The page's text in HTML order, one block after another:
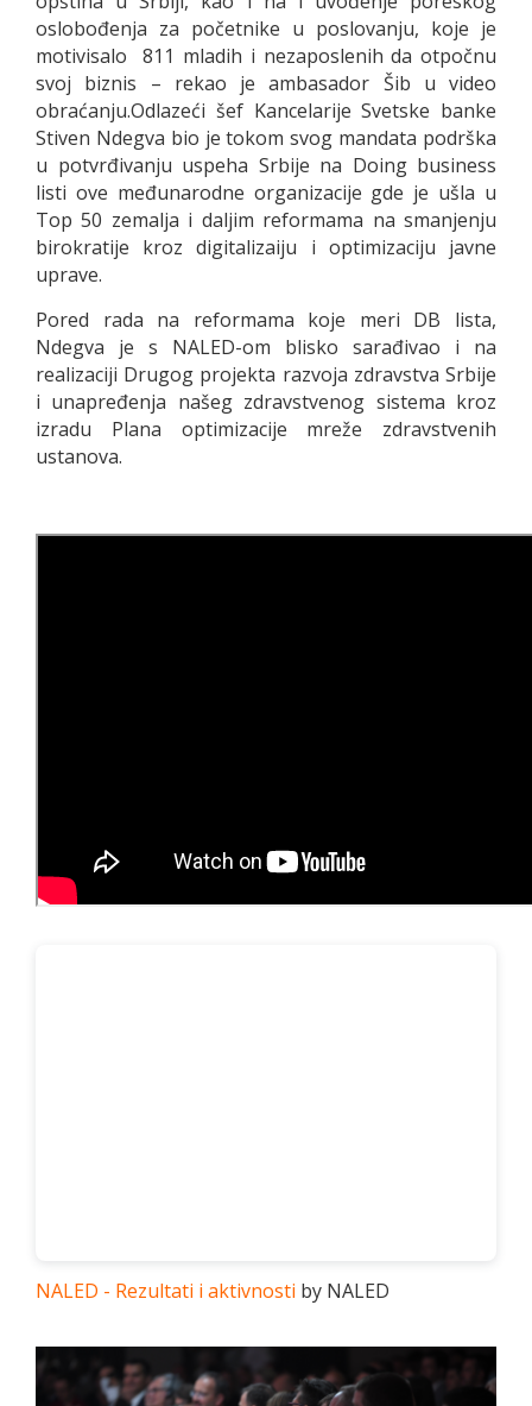
oslobođenja za početnike u poslovanju, koje je
motivisalo 811 mladih i nezaposlenih da otpočnu
svoj biznis – rekao je ambasador Šib u video
obraćanju.Odlazeći šef Kancelarije Svetske banke
Stiven Ndegva bio je tokom svog mandata podrška
u potvrđivanju uspeha Srbije na Doing business
listi ove međunarodne organizacije gde je ušla u
Top 50 zemalja i daljim reformama na smanjenju
birokratije kroz digitalizaiju i optimizaciju javne
uprave.
Pored rada na reformama koje meri DB lista,
Ndegva je s NALED-om blisko sarađivao i na
realizaciji Drugog projekta razvoja zdravstva Srbije
i unapređenja našeg zdravstvenog sistema kroz
izradu Plana optimizacije mreže zdravstvenih
ustanova.
NALED - Rezultati i aktivnosti by NALED